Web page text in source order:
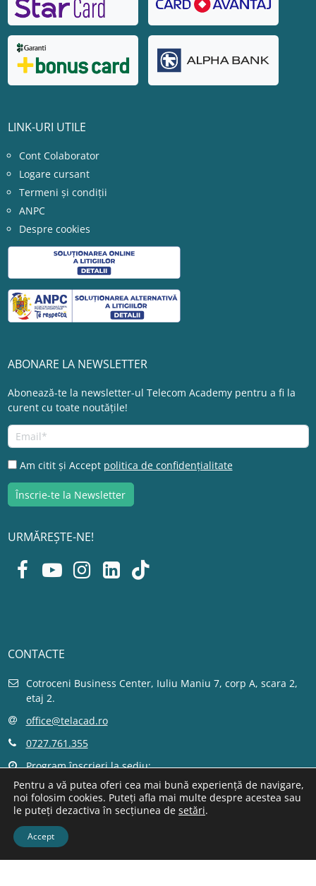
LINK-URI UTILE
Cont Colaborator
Logare cursant
Termeni și condiții
ANPC
Despre cookies
ABONARE LA NEWSLETTER
Abonează-te la newsletter-ul Telecom Academy pentru a fi la
curent cu toate noutățile!
Am citit și Accept politica de confidențialitate
URMĂREȘTE-NE!
CONTACTE
Cotroceni Business Center, Iuliu Maniu 7, corp A, scara 2,
etaj 2.
office@telacad.ro
0727.761.355
Program înscrieri la sediu:
L - V 10:00 - 18:00
Vezi pe hartă locația
Pagina de contact
Pentru a vă putea oferi cea mai bună experiență de navigare,
noi folosim cookies. Puteți afla mai multe despre acestea sau
le puteți dezactiva în secțiunea de setări.
Accept